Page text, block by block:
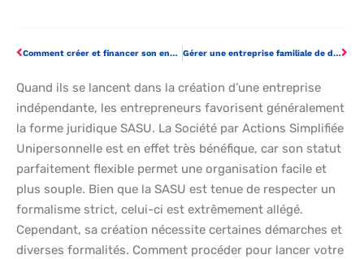
Comment créer et financer son entreprise de transport poids lourd? Gérer une entreprise familiale de divertissement à domicile
Quand ils se lancent dans la création d’une entreprise
indépendante, les entrepreneurs favorisent généralement
la forme juridique SASU. La Société par Actions Simplifiée
Unipersonnelle est en effet très bénéfique, car son statut
parfaitement flexible permet une organisation facile et
plus souple. Bien que la SASU est tenue de respecter un
formalisme strict, celui-ci est extrêmement allégé.
Cependant, sa création nécessite certaines démarches et
diverses formalités. Comment procéder pour lancer votre